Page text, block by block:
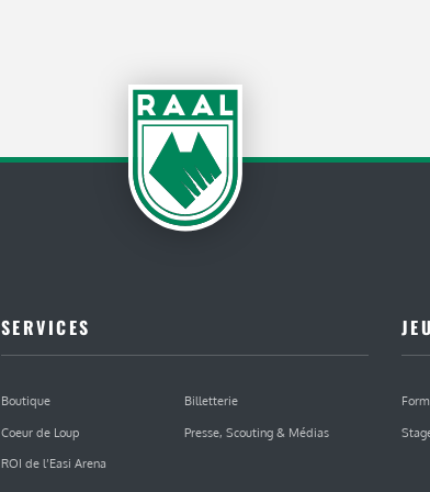
SERVICES
Boutique
Billetterie
Coeur de Loup
Presse, Scouting & Médias
ROI de l’Easi Arena